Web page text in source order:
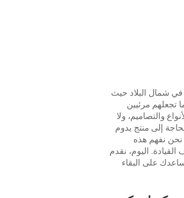
في شمال البلاد حيث
تجعلهم مرئيين
والتصاميم، ولا
إلى منتج يدوم
نحن نفهم هذه
اليوم، نقدم
على البقاء